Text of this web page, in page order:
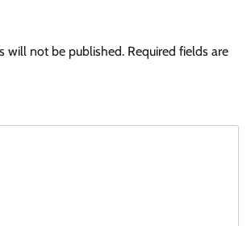
will not be published. Required fields are